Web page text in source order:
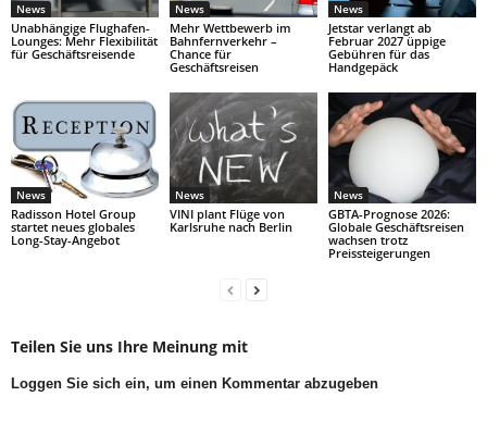
News
Unabhängige Flughafen-
Lounges: Mehr Flexibilität
für Geschäftsreisende
News
Mehr Wettbewerb im
Bahnfernverkehr –
Chance für
Geschäftsreisen
News
Jetstar verlangt ab
Februar 2027 üppige
Gebühren für das
Handgepäck
News
Radisson Hotel Group
startet neues globales
Long-Stay-Angebot
News
VINI plant Flüge von
Karlsruhe nach Berlin
News
GBTA-Prognose 2026:
Globale Geschäftsreisen
wachsen trotz
Preissteigerungen
Teilen Sie uns Ihre Meinung mit
Loggen Sie sich ein, um einen Kommentar abzugeben